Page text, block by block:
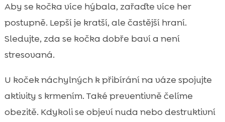
Aby se kočka více hýbala, zařaďte více her
postupně. Lepší je kratší, ale častější hraní.
Sledujte, zda se kočka dobře baví a není
stresovaná.
U koček náchylných k přibírání na váze spojujte
aktivity s krmením. Také preventivně čelíme
obezitě. Kdykoli se objeví nuda nebo destruktivní